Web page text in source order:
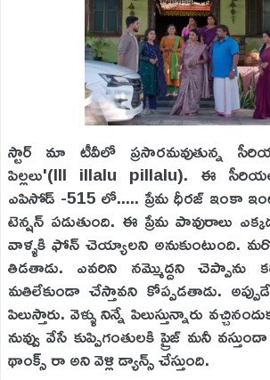
స్టార్ మా టీవీలో ప్రసారమవుతున్న
పిల్లలు'(Ill illalu pillalu). ఈ
ఎపిసోడ్ -515 లో..... ప్రేమ ధీరజ్ ఇంకా
టెన్షన్ పడుతుంది. ఈ ప్రేమ పావురాలు
వాళ్ళకి ఫోన్ చెయ్యాలని అనుకుంటుంది.
తిడతాడు. ఎవరిని నమ్మొద్దని చెప్పాను
మతిలేకుండా చేస్తావని కోప్పడతాడు.
పిలుస్తారు. వెళ్ళు నిన్నే పిలుస్తున్నారు
నువ్వు వేసే కుప్పిగంతులకి ప్రైజ్ మనీ
థాంక్స్ రా అని వెళ్లి డ్యాన్స్ చేస్తుంది.